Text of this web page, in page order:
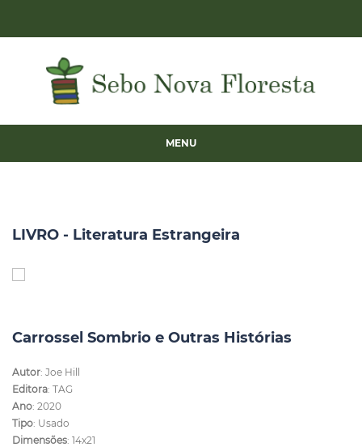
MENU
LIVRO - Literatura Estrangeira
Carrossel Sombrio e Outras Histórias
Autor: Joe Hill
Editora: TAG
Ano: 2020
Tipo: Usado
Dimensões: 14x21